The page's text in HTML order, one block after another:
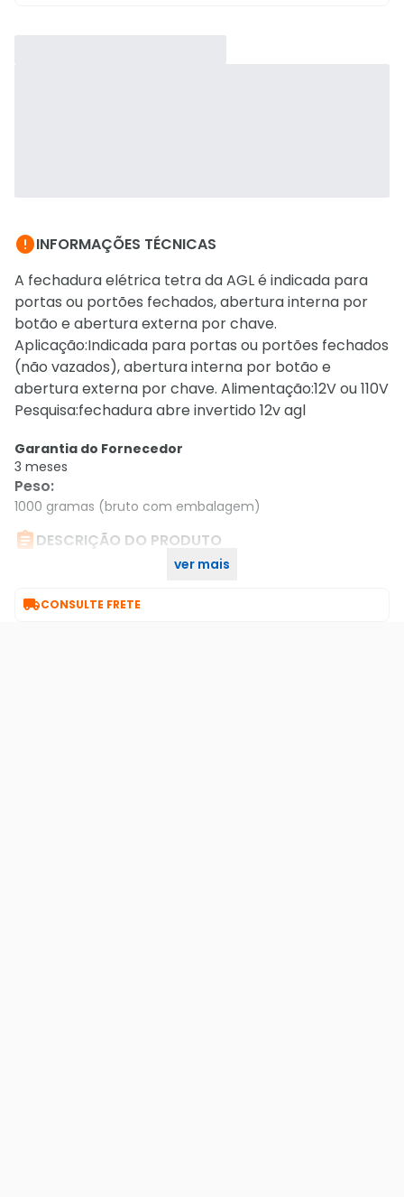
INFORMAÇÕES TÉCNICAS
A fechadura elétrica tetra da AGL é indicada para
portas ou portões fechados, abertura interna por
botão e abertura externa por chave.
Aplicação:Indicada para portas ou portões fechados
(não vazados), abertura interna por botão e
abertura externa por chave. Alimentação:12V ou 110V
Pesquisa:fechadura abre invertido 12v agl
Garantia do Fornecedor
3 meses
Peso:
1000 gramas (bruto com embalagem)
DESCRIÇÃO DO PRODUTO
ver mais
CONSULTE FRETE